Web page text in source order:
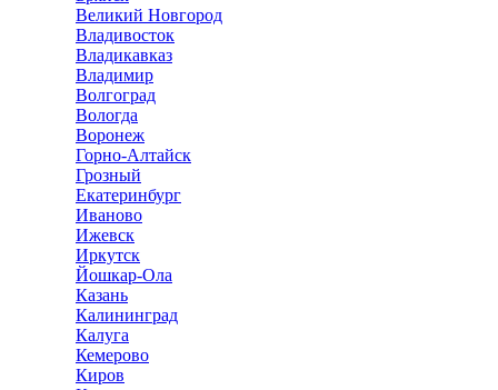
Великий Новгород
Владивосток
Владикавказ
Владимир
Волгоград
Вологда
Воронеж
Горно-Алтайск
Грозный
Екатеринбург
Иваново
Ижевск
Иркутск
Йошкар-Ола
Казань
Калининград
Калуга
Кемерово
Киров